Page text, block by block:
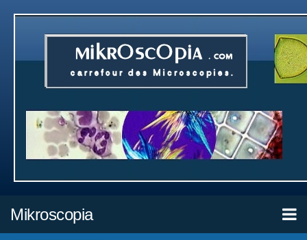
Mikroscopia